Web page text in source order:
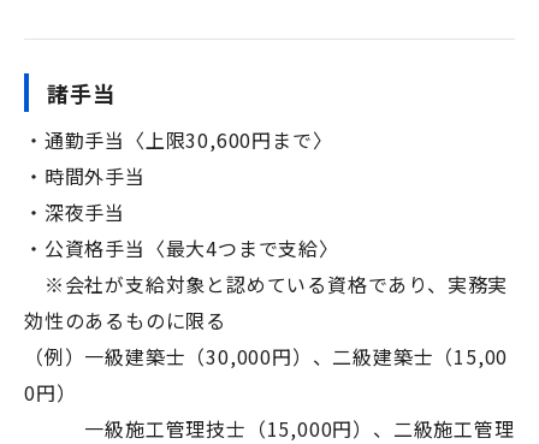
諸手当
・通勤手当〈上限30,600円まで〉
・時間外手当
・深夜手当
・公資格手当〈最大4つまで支給〉
※会社が支給対象と認めている資格であり、実務実
効性のあるものに限る
（例）一級建築士（30,000円）、二級建築士（15,00
0円）
一級施工管理技士（15,000円）、二級施工管理